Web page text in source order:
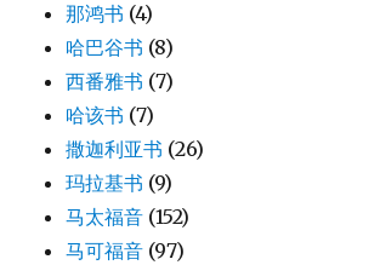
那鸿书 (4)
哈巴谷书 (8)
西番雅书 (7)
哈该书 (7)
撒迦利亚书 (26)
玛拉基书 (9)
马太福音 (152)
马可福音 (97)